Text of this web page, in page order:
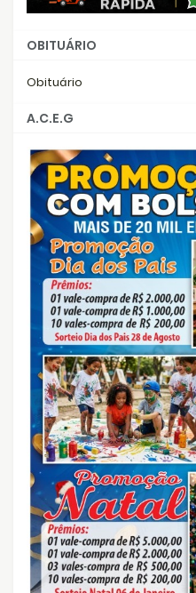
OBITUÁRIO
Obituário
A.C.E.G